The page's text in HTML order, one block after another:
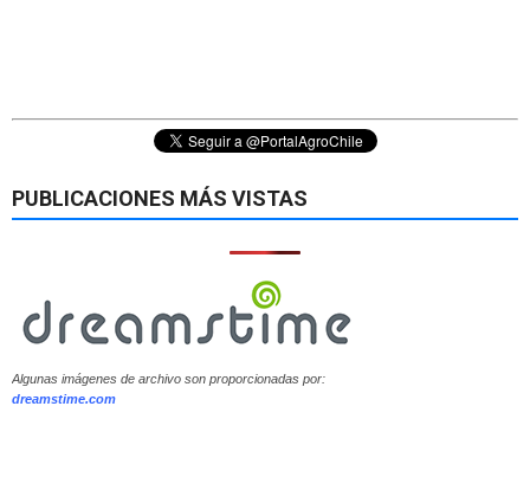
PUBLICACIONES MÁS VISTAS
Algunas imágenes de archivo son proporcionadas por:
dreamstime.com